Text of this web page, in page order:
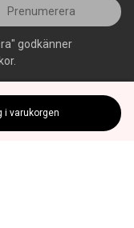
Prenumerera
godkänner
i varukorgen